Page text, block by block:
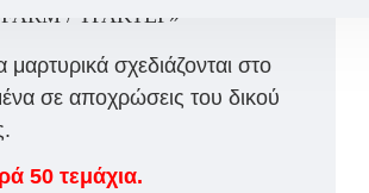
/ ΤΡΑΚΤΕΡ»
σχεδιάζονται στο
σε αποχρώσεις του δικού
50 τεμάχια.